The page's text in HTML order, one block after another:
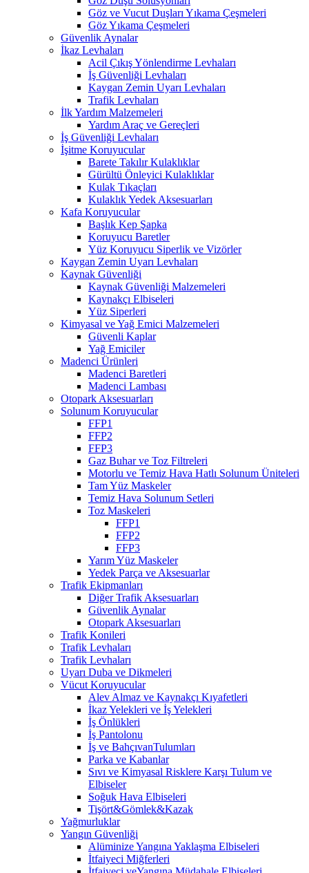
Göz ve Vucut Duşları Yıkama Çeşmeleri
Göz Yıkama Çeşmeleri
Güvenlik Aynalar
İkaz Levhaları
Acil Çıkış Yönlendirme Levhaları
İş Güvenliği Levhaları
Kaygan Zemin Uyarı Levhaları
Trafik Levhaları
İlk Yardım Malzemeleri
Yardım Araç ve Gereçleri
İş Güvenliği Levhaları
İşitme Koruyucular
Barete Takılır Kulaklıklar
Gürültü Önleyici Kulaklıklar
Kulak Tıkaçları
Kulaklık Yedek Aksesuarları
Kafa Koruyucular
Başlık Kep Şapka
Koruyucu Baretler
Yüz Koruyucu Siperlik ve Vizörler
Kaygan Zemin Uyarı Levhaları
Kaynak Güvenliği
Kaynak Güvenliği Malzemeleri
Kaynakçı Elbiseleri
Yüz Siperleri
Kimyasal ve Yağ Emici Malzemeleri
Güvenli Kaplar
Yağ Emiciler
Madenci Ürünleri
Madenci Baretleri
Madenci Lambası
Otopark Aksesuarları
Solunum Koruyucular
FFP1
FFP2
FFP3
Gaz Buhar ve Toz Filtreleri
Motorlu ve Temiz Hava Hatlı Solunum Üniteleri
Tam Yüz Maskeler
Temiz Hava Solunum Setleri
Toz Maskeleri
FFP1
FFP2
FFP3
Yarım Yüz Maskeler
Yedek Parça ve Aksesuarlar
Trafik Ekipmanları
Diğer Trafik Aksesuarları
Güvenlik Aynalar
Otopark Aksesuarları
Trafik Konileri
Trafik Levhaları
Trafik Levhaları
Uyarı Duba ve Dikmeleri
Vücut Koruyucular
Alev Almaz ve Kaynakçı Kıyafetleri
İkaz Yelekleri ve İş Yelekleri
İş Önlükleri
İş Pantolonu
İş ve BahçıvanTulumları
Parka ve Kabanlar
Sıvı ve Kimyasal Risklere Karşı Tulum ve
Elbiseler
Soğuk Hava Elbiseleri
Tişört&Gömlek&Kazak
Yağmurluklar
Yangın Güvenliği
Alüminize Yangına Yaklaşma Elbiseleri
İtfaiyeci Miğferleri